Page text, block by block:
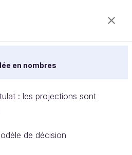
en nombres
: les projections sont
de décision
d’experts
school for careers with